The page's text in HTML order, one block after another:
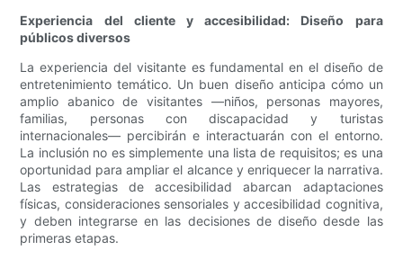
Experiencia del cliente y accesibilidad: Diseño para
públicos diversos
La experiencia del visitante es fundamental en el diseño de
entretenimiento temático. Un buen diseño anticipa cómo un
amplio abanico de visitantes —niños, personas mayores,
familias, personas con discapacidad y turistas
internacionales— percibirán e interactuarán con el entorno.
La inclusión no es simplemente una lista de requisitos; es una
oportunidad para ampliar el alcance y enriquecer la narrativa.
Las estrategias de accesibilidad abarcan adaptaciones
físicas, consideraciones sensoriales y accesibilidad cognitiva,
y deben integrarse en las decisiones de diseño desde las
primeras etapas.